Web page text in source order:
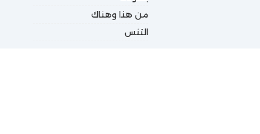
من هنا وهناك
التنس